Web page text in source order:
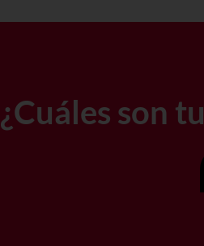
¿Cuáles son